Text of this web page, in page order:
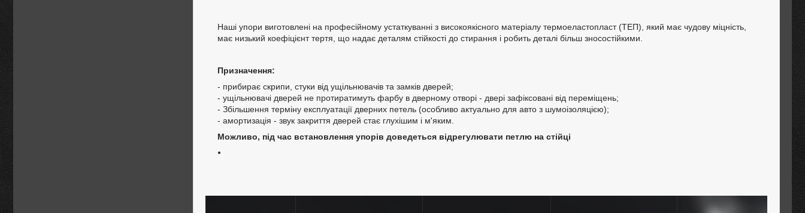
Наші упори виготовлені на професійному устаткуванні з високоякісного матеріалу термоеластопласт (ТЕП), який має чудову міцність,
має низький коефіцієнт тертя, що надає деталям стійкості до стирання і робить деталі більш зносостійкими.
Призначення:
- прибирає скрипи, стуки від ущільнювачів та замків дверей;
- ущільнювачі дверей не протиратимуть фарбу в дверному отворі - двері зафіксовані від переміщень;
- Збільшення терміну експлуатації дверних петель (особливо актуально для авто з шумоізоляцією);
- амортизація - звук закриття дверей стає глухішим і м'яким.
Можливо, під час встановлення упорів доведеться відрегулювати петлю на стійці